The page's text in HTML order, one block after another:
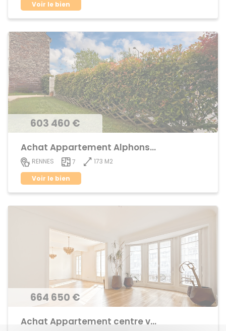
Voir le bien
603 460 €
Achat Appartement Alphonse Guerin
RENNES 7
173 M2
Voir le bien
664 650 €
Achat Appartement centre ville